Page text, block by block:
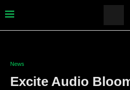
News
Excite Audio